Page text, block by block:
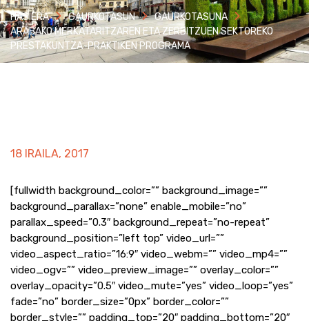
HASIERA GAURKOTASUN
GAURKOTASUNA
ARABAKO MERKATARITZAREN ETA ZERBITZUEN SEKTOREKO
PRESTAKUNTZA-PRAKTIKEN PROGRAMA
18 IRAILA, 2017
[fullwidth background_color=”” background_image=””
background_parallax=”none” enable_mobile=”no”
parallax_speed=”0.3″ background_repeat=”no-repeat”
background_position=”left top” video_url=””
video_aspect_ratio=”16:9″ video_webm=”” video_mp4=””
video_ogv=”” video_preview_image=”” overlay_color=””
overlay_opacity=”0.5″ video_mute=”yes” video_loop=”yes”
fade=”no” border_size=”0px” border_color=””
border_style=”” padding_top=”20″ padding_bottom=”20″